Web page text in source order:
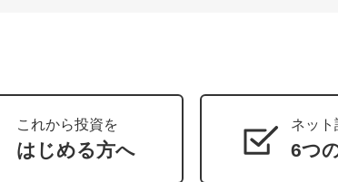
これから投資を
はじめる方へ
ネット
6つ